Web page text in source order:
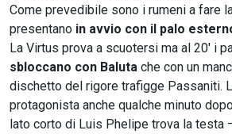
Come prevedibile sono i rumeni a fare
presentano in avvio con il palo
La Virtus prova a scuotersi ma al 20' i
sbloccano con Baluta che con un
dischetto del rigore trafigge Passaniti.
protagonista anche qualche minuto
lato corto di Luis Phelipe trova la testa